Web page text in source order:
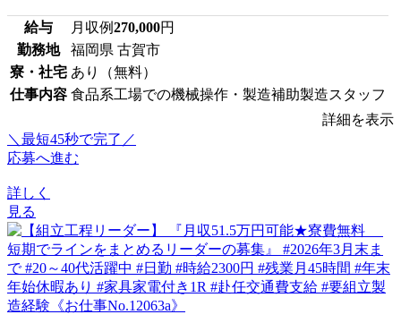
給与 月収例270,000円
勤務地
福岡県 古賀市
寮・社宅 あり（無料）
仕事内容 食品系工場での機械操作・製造補助製造スタッフ
詳細を表示
＼最短45秒で完了／
応募へ進む
詳しく
見る